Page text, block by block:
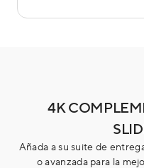
4K
Añada a su suite de
o avanzada para la